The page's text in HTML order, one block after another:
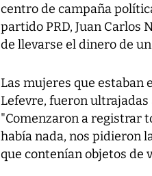
centro de campaña
partido PRD, Juan Carlos
de llevarse el dinero de
Las mujeres que estaban
Lefevre, fueron ultrajadas
"Comenzaron a registrar
había nada, nos pidieron
que contenían objetos de